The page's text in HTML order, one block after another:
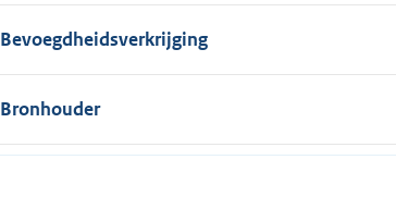
Bevoegdheidsverkrijging
Bronhouder